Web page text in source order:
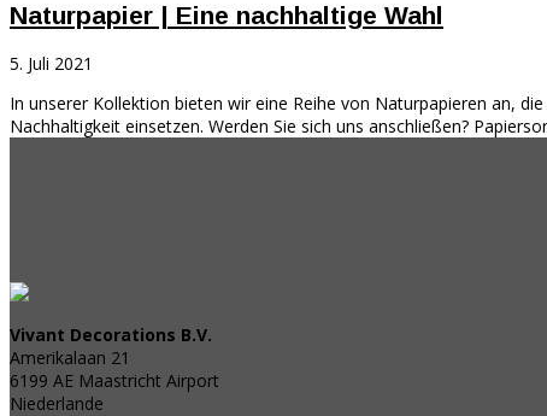
Naturpapier | Eine nachhaltige Wahl
5. Juli 2021
In unserer Kollektion bieten wir eine Reihe von Naturpapieren an,
Nachhaltigkeit einsetzen. Werden Sie sich uns anschließen?
Vivant Decorations B.V.
Amerikalaan 21
6199 AE Maastricht Airport
Niederlande